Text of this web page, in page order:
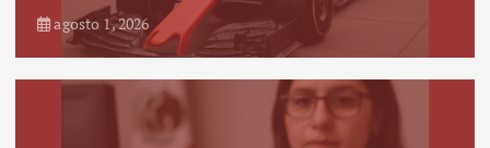
agosto 1, 2026